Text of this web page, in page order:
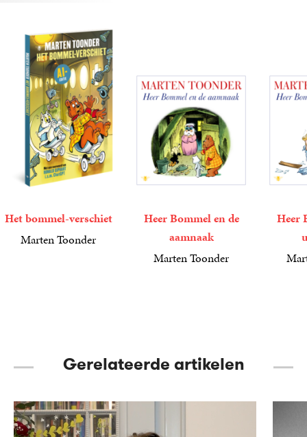
Het bommel-verschiet
Marten Toonder
Heer Bommel en de
aamnaak
Marten Toonder
Heer
Gerelateerde artikelen